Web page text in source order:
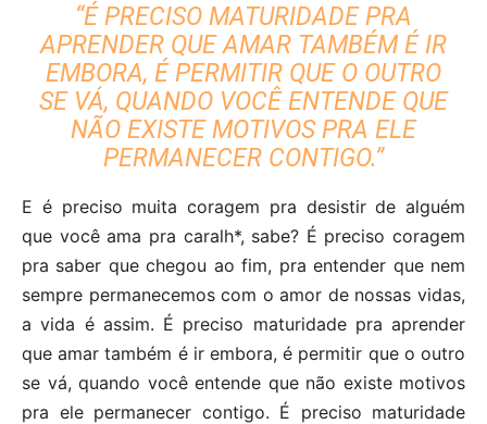
“É PRECISO MATURIDADE PRA
APRENDER QUE AMAR TAMBÉM É IR
EMBORA, É PERMITIR QUE O OUTRO
SE VÁ, QUANDO VOCÊ ENTENDE QUE
NÃO EXISTE MOTIVOS PRA ELE
PERMANECER CONTIGO.”
E é preciso muita coragem pra desistir de alguém
que você ama pra caralh*, sabe? É preciso coragem
pra saber que chegou ao fim, pra entender que nem
sempre permanecemos com o amor de nossas vidas,
a vida é assim. É preciso maturidade pra aprender
que amar também é ir embora, é permitir que o outro
se vá, quando você entende que não existe motivos
pra ele permanecer contigo. É preciso maturidade